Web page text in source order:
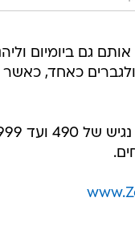
גם ביומיום
ולגברים כאחד,